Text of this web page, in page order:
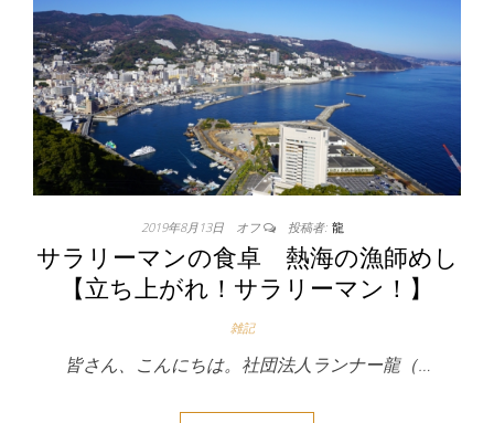
2019年8月13日 オフ 投稿者: 龍
サラリーマンの食卓 熱海の漁師めし
【立ち上がれ！サラリーマン！】
雑記
皆さん、こんにちは。社団法人ランナー龍（…